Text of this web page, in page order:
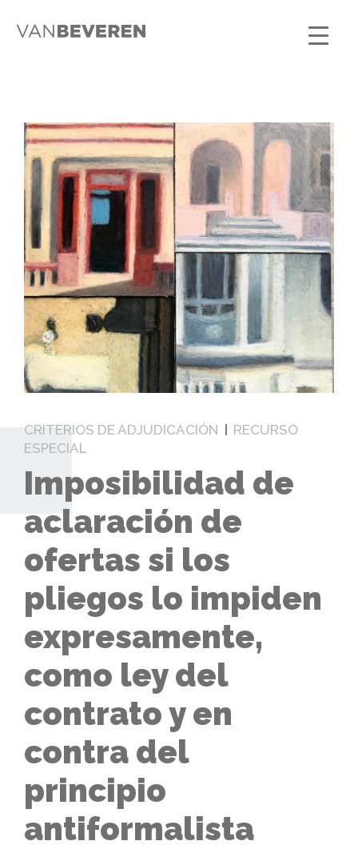
CRITERIOS DE ADJUDICACIÓN
RECURSO
ESPECIAL
Imposibilidad de
aclaración de
ofertas si los
pliegos lo impiden
expresamente,
como ley del
contrato y en
contra del
principio
antiformalista